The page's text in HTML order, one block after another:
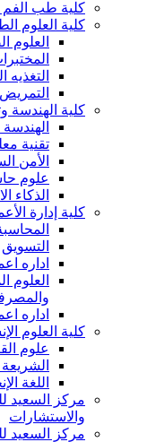
كلية طب الفم
كلية العلوم
العلوم
التغذيه
التمريض
كلية الهندسة
تقنية
الأمن
علوم
الذكاء
كلية إدارة
التسويق
اداره
العلوم
اداره
كلية العلوم
علوم
اللغة
مركز السعيد
والاستشارات
مركز السعيد